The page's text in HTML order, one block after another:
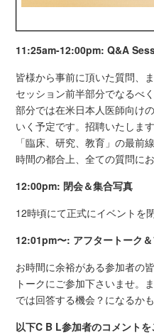
11:25am-12:00pm: Q&A
皆様から事前に頂いた質問、
セッション前半部分でなるべ
部分では在米日本人医師向け
いく予定です。招聘いたしま
「臨床、研究、教育」の最前
時間の都合上、全ての質問に
12:00pm: 閉会＆集合写真
12時頃にて正式にイベントを
12:01pm〜: アフタートーク
お時間に余裕がある参加者の
トークにご参加下さいませ。
では回答する機会？になるか
以下C B L参加者のコメントを